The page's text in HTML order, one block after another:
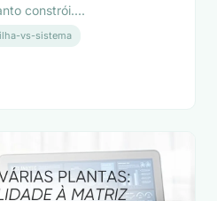
constrói....
vs-sistema